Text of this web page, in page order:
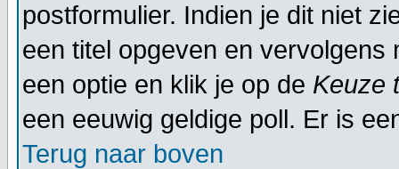
postformulier. Indien je dit niet
een titel opgeven en
een optie en klik je op de Keuze
een eeuwig geldige poll. Er is
Terug naar boven